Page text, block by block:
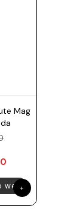
Mag
web